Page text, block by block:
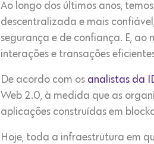
Ao longo dos últimos anos,
descentralizada e mais
segurança e de confiança. E,
interações e transações
De acordo com os analistas da
Web 2.0, à medida que as
aplicações construídas em
Hoje, toda a infraestrutura em